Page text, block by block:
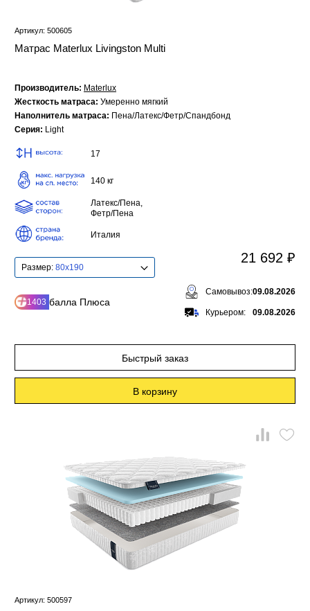
Артикул: 500605
Матрас Materlux Livingston Multi
Производитель: Materlux
Жесткость матраса: Умеренно мягкий
Наполнитель матраса: Пена/Латекс/Фетр/Спандбонд
Серия: Light
17
140 кг
Латекс/Пена,
Фетр/Пена
Италия
Размер: 80x190
1403 балла Плюса
21 692 ₽
Самовывоз:09.08.2026
Курьером: 09.08.2026
Быстрый заказ
В корзину
Артикул: 500597